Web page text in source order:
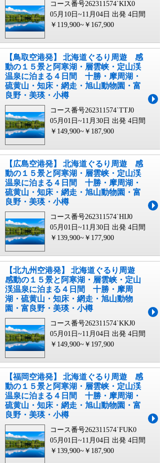
コース番号262311574`KIX0
05月10日~11月04日 出発 4日間
￥119,900~￥167,900
【鳥取空港発】 北海道ぐるり周遊 感
動の１５景と阿寒湖・層雲峡・定山渓
温泉に泊まる４日間 十勝・摩周湖・
硫黄山・知床・網走・旭山動物園・富
良野・美瑛・小樽
コース番号262311574`TTJ0
05月01日~11月30日 出発 4日間
￥149,900~￥187,900
【広島空港発】 北海道ぐるり周遊 感
動の１５景と阿寒湖・層雲峡・定山渓
温泉に泊まる４日間 十勝・摩周湖・
硫黄山・知床・網走・旭山動物園・富
良野・美瑛・小樽
コース番号262311574`HIJ0
05月01日~11月30日 出発 4日間
￥139,900~￥177,900
【北九州空港発】 北海道ぐるり周遊
感動の１５景と阿寒湖・層雲峡・定山
渓温泉に泊まる４日間 十勝・摩周
湖・硫黄山・知床・網走・旭山動物
園・富良野・美瑛・小樽
コース番号262311574`KKJ0
05月01日~11月04日 出発 4日間
￥149,900~￥197,900
【福岡空港発】 北海道ぐるり周遊 感
動の１５景と阿寒湖・層雲峡・定山渓
温泉に泊まる４日間 十勝・摩周湖・
硫黄山・知床・網走・旭山動物園・富
良野・美瑛・小樽
コース番号262311574`FUK0
05月01日~11月04日 出発 4日間
￥139,900~￥187,900